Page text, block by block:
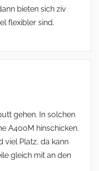
bieten sich ziv
flexibler sind.
gehen. In solchen
A400M hinschicken.
viel Platz, da kann
gleich mit an den